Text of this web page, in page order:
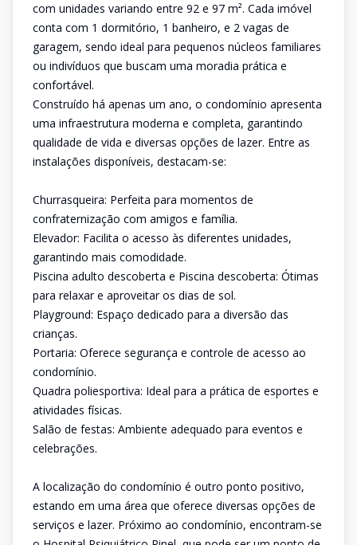
com unidades variando entre 92 e 97 m². Cada imóvel
conta com 1 dormitório, 1 banheiro, e 2 vagas de
garagem, sendo ideal para pequenos núcleos familiares
ou indivíduos que buscam uma moradia prática e
confortável.
Construído há apenas um ano, o condomínio apresenta
uma infraestrutura moderna e completa, garantindo
qualidade de vida e diversas opções de lazer. Entre as
instalações disponíveis, destacam-se:
Churrasqueira: Perfeita para momentos de
confraternização com amigos e família.
Elevador: Facilita o acesso às diferentes unidades,
garantindo mais comodidade.
Piscina adulto descoberta e Piscina descoberta: Ótimas
para relaxar e aproveitar os dias de sol.
Playground: Espaço dedicado para a diversão das
crianças.
Portaria: Oferece segurança e controle de acesso ao
condomínio.
Quadra poliesportiva: Ideal para a prática de esportes e
atividades físicas.
Salão de festas: Ambiente adequado para eventos e
celebrações.
A localização do condomínio é outro ponto positivo,
estando em uma área que oferece diversas opções de
serviços e lazer. Próximo ao condomínio, encontram-se